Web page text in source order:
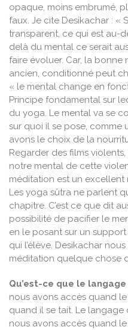
opaque, moins embrumé,
faux. Je cite Desikachar : «
transparent, ce qui est au-
delà du mental ce serait
faire évoluer. Car, la bonne
ancien, conditionné peut
« le mental change en
Principe fondamental sur
du yoga. Le mental va se
sur quoi il se pose, comme
avons le choix de la
Regarder des films
notre mental de cette
méditation est un excellent
Les yoga sûtra ne parlent
chapitre. C’est ce que dit
possibilité de pacifier le
en le posant sur un
qui l’élève. Desikachar
méditation quelque chose
Qu’est-ce que le
nous avons accès quand
quand il se tait. Le
nous avons accès quand